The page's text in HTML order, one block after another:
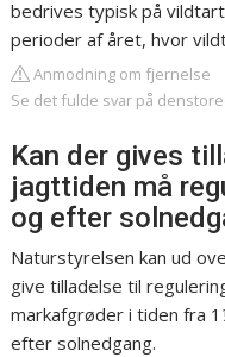
bedrives typisk på
perioder af året, hvor
Anmodning om fjernelse
Se det fulde svar på
Kan der gives
jagttiden må
og efter
Naturstyrelsen kan ud
give tilladelse til
markafgrøder i tiden fra
efter solnedgang.